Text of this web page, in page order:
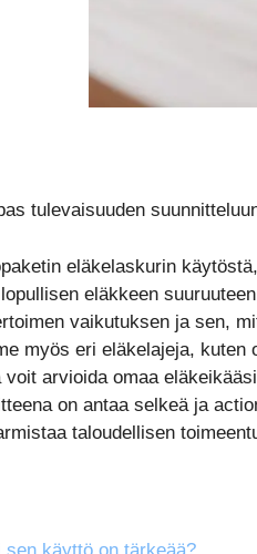
tulevaisuuden
eläkelaskurin
eläkkeen
vaikutuksen ja sen,
myös eri eläkelajeja,
arvioida omaa
on antaa selkeä ja
taloudellisen